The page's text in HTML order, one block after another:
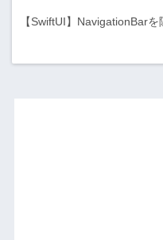
【SwiftUI】NavigationBar